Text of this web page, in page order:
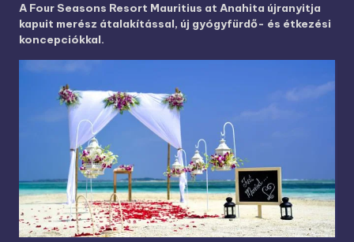
A Four Seasons Resort Mauritius at Anahita újranyitja
kapuit merész átalakítással, új gyógyfürdő- és étkezési
koncepciókkal.